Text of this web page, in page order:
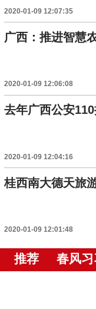
2020-01-09 12:07:35
广西：推进智慧
2020-01-09 12:06:08
去年广西公安
2020-01-09 12:04:16
桂西南大德天旅
2020-01-09 12:01:48
推荐 春风习